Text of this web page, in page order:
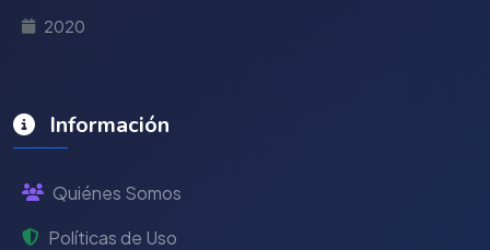
2020
Información
Quiénes Somos
Políticas de Uso